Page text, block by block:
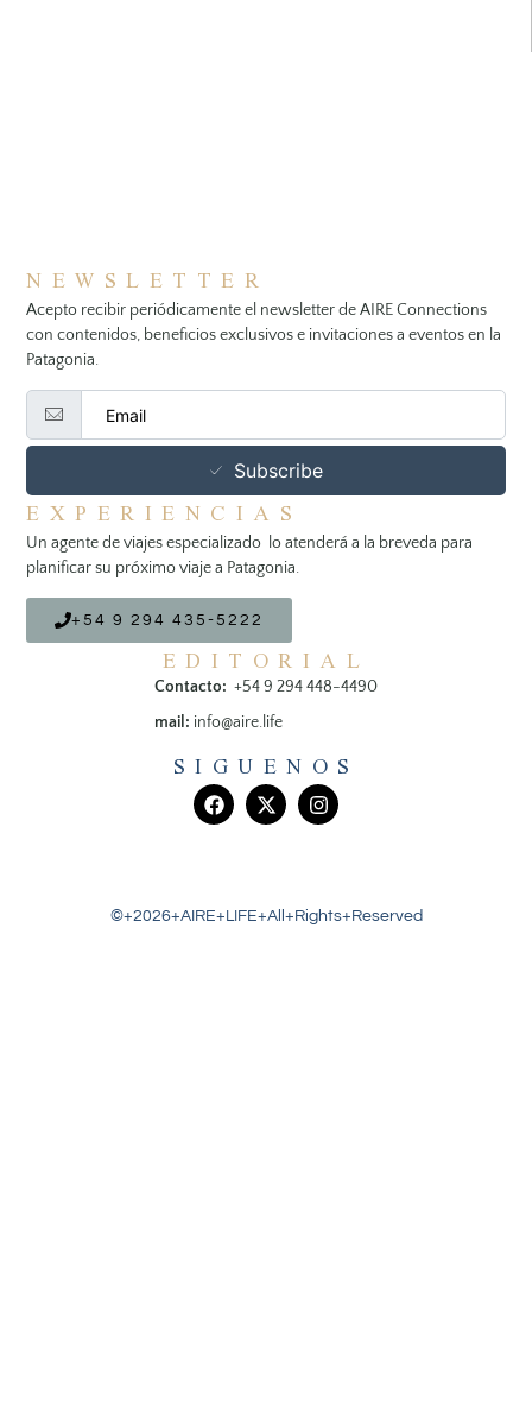
NEWSLETTER
Acepto recibir periódicamente el newsletter de AIRE Connections
con contenidos, beneficios exclusivos e invitaciones a eventos en la
Patagonia.
Subscribe
EXPERIENCIAS
Un agente de viajes especializado lo atenderá a la breveda para
planificar su próximo viaje a Patagonia.
+54 9 294 435-5222
EDITORIAL
Contacto: +54 9 294 448-4490
mail: info@aire.life
SIGUENOS
©+2026+AIRE+LIFE+All+Rights+Reserved